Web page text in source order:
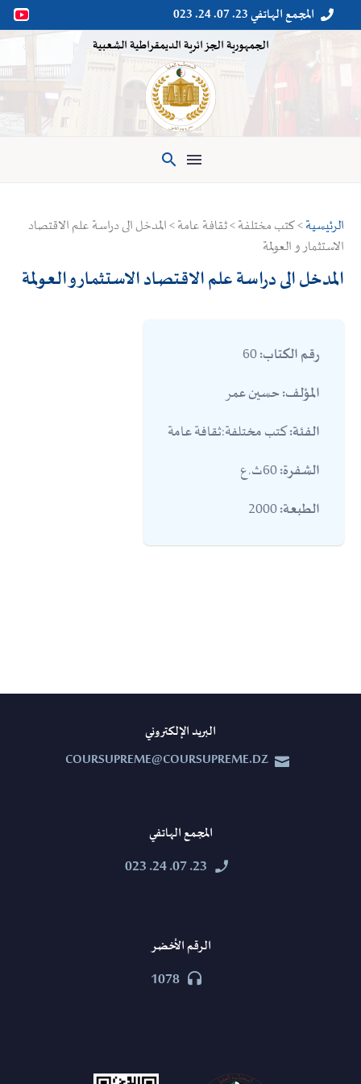

 المجمع الهاتفي 23. 07. 24. 023
الجمهورية الجزائرية الديمقراطية الشعبية

الرئيسية> كتب مختلفة > ثقافة عامة > المدخل الى دراسة علم الاقتصاد
الاستثمار و العولمة
المدخل الى دراسة علم الاقتصاد الاستثمار و العولمة
رقم الكتاب:
المؤلف:حسين عمر
الفئة:كتب مختلفة:ثقافة عامة
الشفرة:
الطبعة:
البريد الإلكتروني


COURSUPREME@COURSUPREME.DZ
المجمع الهاتفي


23. 07. 24. 023
الرقم الأخضر


1078